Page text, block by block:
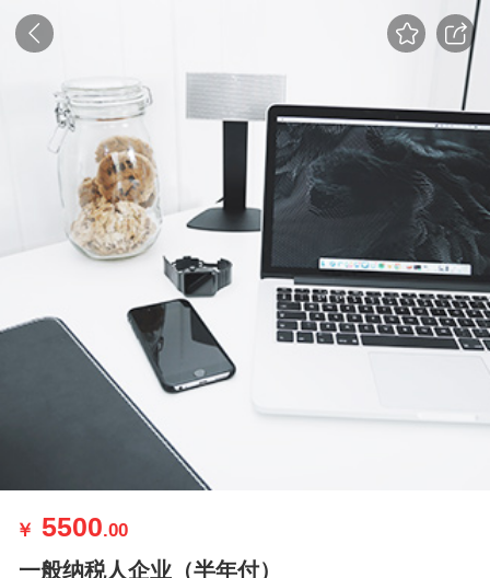
￥ 5500.00
一般纳税人企业（半年付）